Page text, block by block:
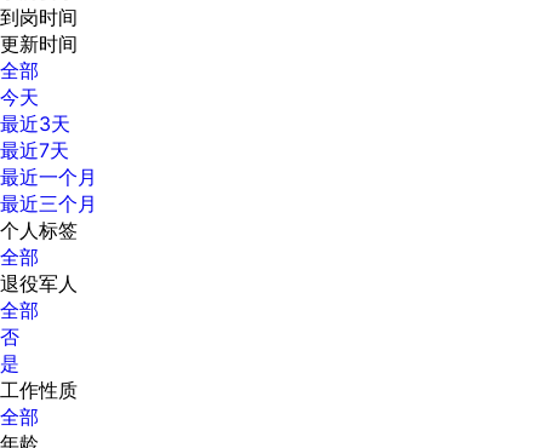
到岗时间
更新时间
全部
今天
最近3天
最近7天
最近一个月
最近三个月
个人标签
全部
退役军人
全部
否
是
工作性质
全部
年龄